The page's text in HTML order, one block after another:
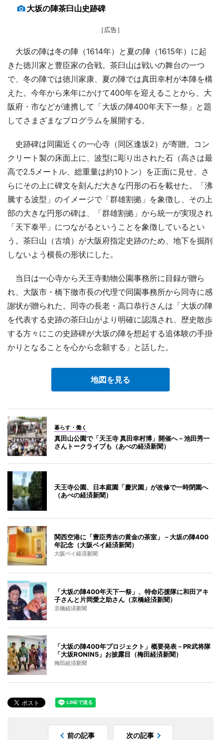
大坂の陣茶臼山史跡碑
［広告］
大坂の陣は冬の陣（1614年）と夏の陣（1615年）に起
きた徳川家と豊臣家の合戦。茶臼山は戦いの舞台の一つ
で、冬の陣では徳川家康、夏の陣では真田幸村が本陣を構
えた。今年から来年にかけて400年を迎えることから、大
阪府・市などが連携して「大坂の陣400年天下一祭」と題
してさまざまなプログラムを展開する。
史跡碑は同園近くの一心寺（同区逢坂2）が寄贈。コン
クリート製の床面上に、波型に彫り出された石（高さは最
高で2.5メートル、総重量は約10トン）を正面に見せ、さ
らにその上に碑文を刻んだ大きな円形の石を載せた。「沸
騰する波型」のイメージで「群雄割拠」を象徴し、その上
部の大きな円形の碑は、「群雄割拠」から統一が実現され
「天下泰平」につながるということを象徴しているとい
う。茶臼山（古墳）が大阪府指定史跡のため、地下を掘削
しないよう横長の形状にした。
当日は一心寺から天王寺動物公園事務所に目録が贈ら
れ、大阪市・橋下徹市長の代理で同園事務所から同寺に感
謝状が贈られた。同寺の長老・高口恭行さんは「大坂の陣
を代表する史跡の茶臼山がより明確に認識され、歴史散歩
する方々にこの史跡碑が大坂の陣を想起する追体験の手掛
かりとなることを心から念願する」と話した。
地図を見る
暮らす・働く
真田山公園で「天王寺 真田幸村博」開催へ－池田秀一
さんトークライブも（あべの経済新聞）
天王寺公園、日本庭園「慶沢園」が改修で一時閉園へ
（あべの経済新聞）
関西空港に「豊臣秀吉の黄金の茶室」－大坂の陣400
年記念（大阪ベイ経済新聞）
大阪ベイ経済新聞
「大坂の陣400年天下一祭」、特命応援隊に和田アキ
子さんと片岡愛之助さん（京橋経済新聞）
京橋経済新聞
「大坂の陣400年プロジェクト」概要発表－PR武将隊
「大坂RONIN5」お披露目（梅田経済新聞）
梅田経済新聞
前の記事 次の記事